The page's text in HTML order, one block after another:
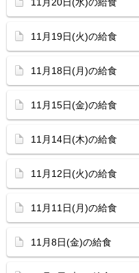
11月19日(火)の給食
11月18日(月)の給食
11月15日(金)の給食
11月14日(木)の給食
11月12日(火)の給食
11月11日(月)の給食
11月8日(金)の給食